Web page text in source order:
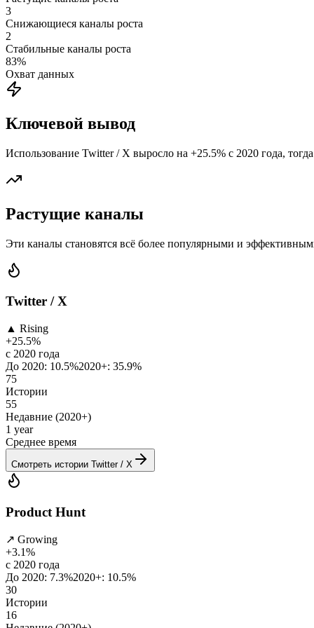
3
Снижающиеся каналы роста
2
Стабильные каналы роста
83%
Охват данных
Ключевой вывод
Использование Twitter / X выросло на +25.5% с 2020 года,
Растущие каналы
Эти каналы становятся всё более популярными и
Twitter / X
▲ Rising
+25.5%
с 2020 года
До 2020: 10.5%2020+: 35.9%
75
Истории
55
Недавние (2020+)
1 year
Среднее время
Смотреть истории Twitter / X
Product Hunt
↗ Growing
+3.1%
с 2020 года
До 2020: 7.3%2020+: 10.5%
30
Истории
16